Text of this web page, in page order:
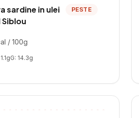
sardine in ulei
PESTE
/ 100g
1.1gG: 14.3g